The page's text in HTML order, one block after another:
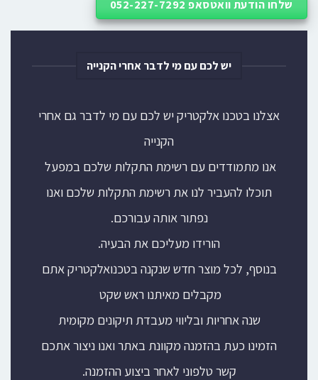
שלחו הודעת וואטסאפ 052-227-7292
יש לכם עם מי לדבר אחרי הקנייה
אצלנו בטכנו אלקטריק יש לכם עם מי לדבר גם אחרי
הקנייה
אנו מתמודדים עם רשימת התקלות שלכם במפעל
תוכלו להעביר לנו את רשימת התקלות שלכם ואנו
נפתור אותה עבורכם.
הורידו מעליכם את הבעיה.
בנוסף, לכל מוצר חדש שנקנה בטכנואלקטריק אתם
מקבלים מאיתנו ראש שקט
שנה אחריות ובליווי מעבדת תיקונים מקומית
הזמינו כעת בהזמנה מקוונת באתר ואנו ניצור אתכם
קשר טלפוני לאחר ביצוע ההזמנה.